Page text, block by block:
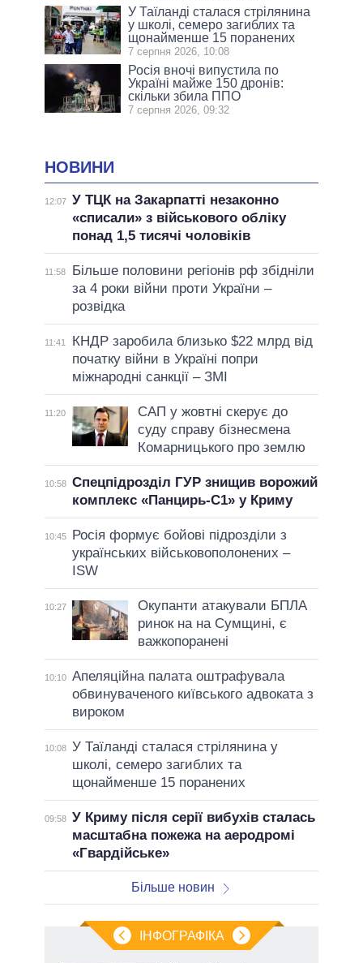
У Таїланді сталася стрілянина
у школі, семеро загиблих та
щонайменше 15 поранених
7 серпня 2026, 10:08
Росія вночі випустила по
Україні майже 150 дронів:
скільки збила ППО
7 серпня 2026, 09:32
НОВИНИ
12:07 У ТЦК на Закарпатті незаконно
«списали» з військового обліку
понад 1,5 тисячі чоловіків
11:58
Більше половини регіонів рф збідніли
за 4 роки війни проти України –
розвідка
11:41
КНДР заробила близько $22 млрд від
початку війни в Україні попри
міжнародні санкції – ЗМІ
11:20
САП у жовтні скерує до
суду справу бізнесмена
Комарницького про землю
10:58 Спецпідрозділ ГУР знищив ворожий
комплекс «Панцирь-С1» у Криму
10:45
Росія формує бойові підрозділи з
українських військовополонених –
ISW
10:27
Окупанти атакували БПЛА
ринок на на Сумщині, є
важкопоранені
10:10 Апеляційна палата оштрафувала
обвинуваченого київського адвоката з
вироком
10:08 У Таїланді сталася стрілянина у
школі, семеро загиблих та
щонайменше 15 поранених
09:58 У Криму після серії вибухів сталась
масштабна пожежа на аеродромі
«Гвардійське»
Більше новин
ІНФОГРАФІКА